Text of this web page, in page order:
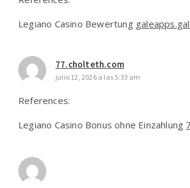
Legiano Casino Bewertung
77.cholteth.com
julio 12, 2026 a las 5:33 am
References:
Legiano Casino Bonus ohne Einzahlung